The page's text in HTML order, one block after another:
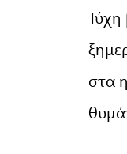
Τύχη
στα